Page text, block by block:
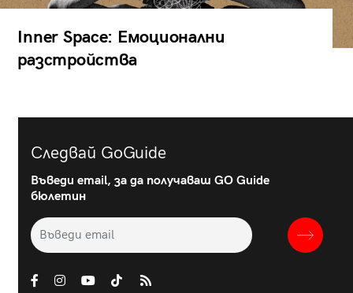
Inner Space: Емоционални
разстройства
Следвай GoGuide
Въведи email, за да получаваш GO Guide
бюлетин